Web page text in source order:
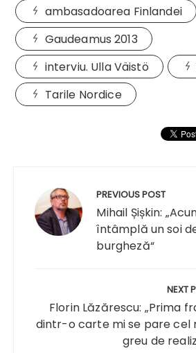
ambasadoarea Finlandei
Gaudeamus 2013
interviu. Ulla Väistö
Tarile Nordice
articole
PREVIOUS POST
Mihail Șișkin:
întâmplă un soi
burgheză“
NEXT
Florin Lăzărescu: „Prima
dintr-o carte mi se pare cel
greu de